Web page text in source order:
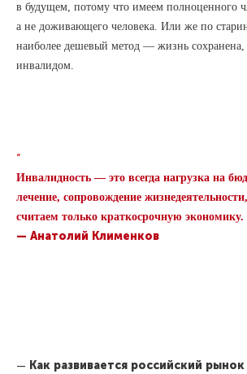
в будущем, потому что имеем полноценного
а не доживающего человека. Или же по
наиболее дешевый метод — жизнь сохранена,
инвалидом.
“
Инвалидность — это всегда нагрузка на
лечение, сопровождение
считаем только краткосрочную экономику.
— Анатолий Клименков
— Как развивается российский